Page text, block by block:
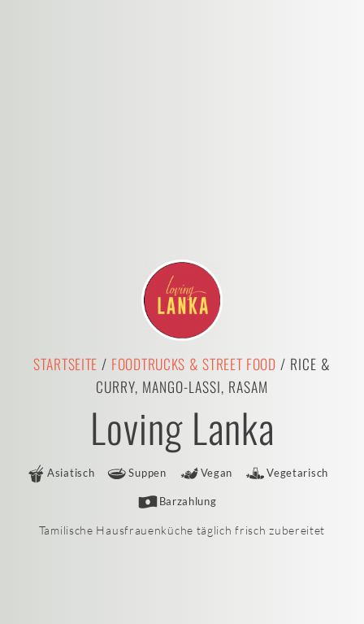
STARTSEITE / FOODTRUCKS & STREET FOOD / RICE &
CURRY, MANGO-LASSI, RASAM
Loving Lanka
Asiatisch Suppen Vegan Vegetarisch
Barzahlung
Tamilische Hausfrauenküche täglich frisch zubereitet